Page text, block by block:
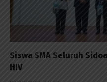
Siswa SMA Seluruh
HIV